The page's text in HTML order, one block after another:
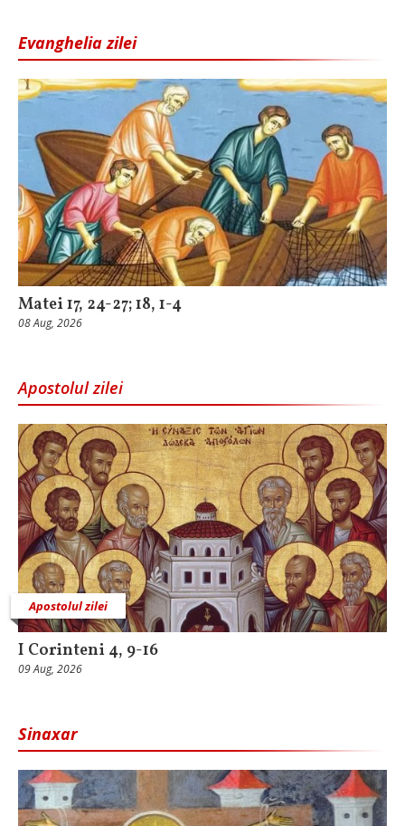
Evanghelia zilei
Matei 17, 24-27; 18, 1-4
08 Aug, 2026
Apostolul zilei
Apostolul zilei
I Corinteni 4, 9-16
09 Aug, 2026
Sinaxar